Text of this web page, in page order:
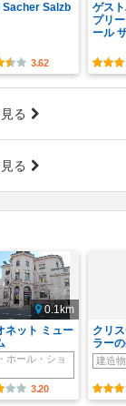
Sacher Salzb
3.62
ゲス
プリ
ール
る
る
0.1km
ネット ミュー
ホール・ショ
3.20
クリ
ラー
建造物